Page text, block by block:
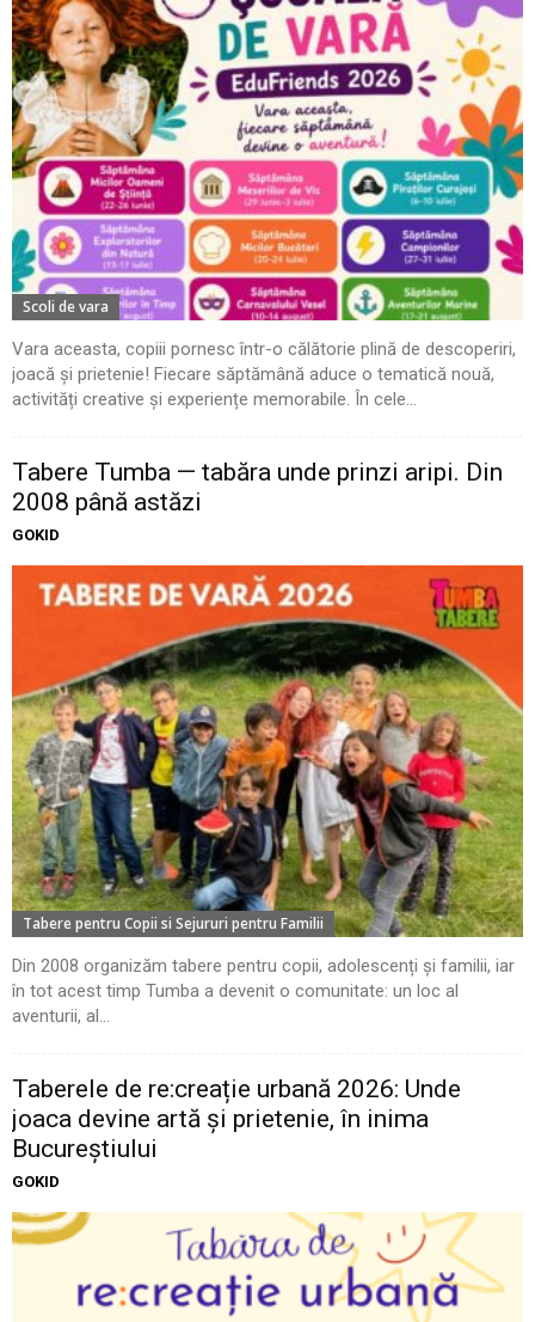
Scoli de vara
Vara aceasta, copiii pornesc într-o călătorie plină de descoperiri,
joacă și prietenie! Fiecare săptămână aduce o tematică nouă,
activități creative și experiențe memorabile. În cele...
Tabere Tumba — tabăra unde prinzi aripi. Din
2008 până astăzi
GOKID
Tabere pentru Copii si Sejururi pentru Familii
Din 2008 organizăm tabere pentru copii, adolescenți și familii, iar
în tot acest timp Tumba a devenit o comunitate: un loc al
aventurii, al...
Taberele de re:creație urbană 2026: Unde
joaca devine artă și prietenie, în inima
Bucureștiului
GOKID